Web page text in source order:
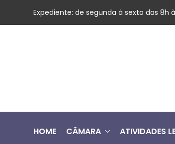
Expediente: de segunda à sexta das 8h
HOME CÂMARA ATIVIDADES